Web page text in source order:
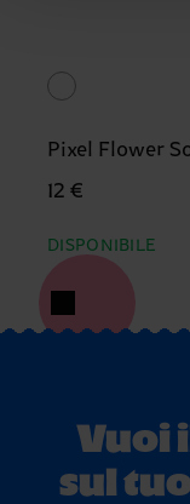
Pixel Flower
12 €
DISPONIBILE
Vuoi
sul